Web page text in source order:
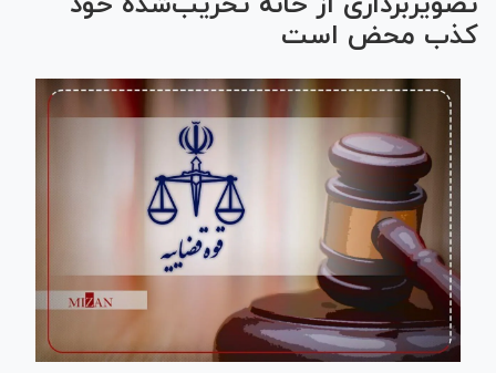
کذب محض است